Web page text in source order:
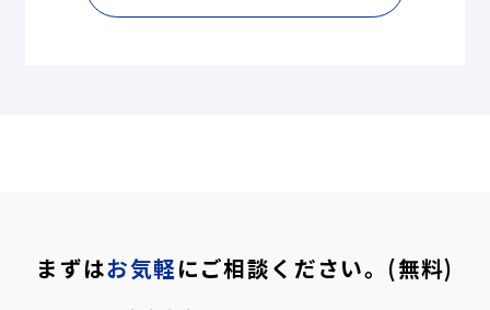
まずはお気軽にご相談ください。(無料)